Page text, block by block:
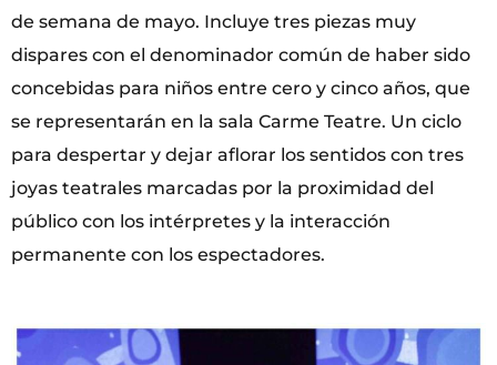
de semana de mayo. Incluye tres piezas muy
dispares con el denominador común de haber sido
concebidas para niños entre cero y cinco años, que
se representarán en la sala Carme Teatre. Un ciclo
para despertar y dejar aflorar los sentidos con tres
joyas teatrales marcadas por la proximidad del
público con los intérpretes y la interacción
permanente con los espectadores.